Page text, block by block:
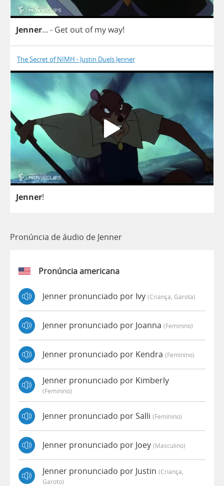
Jenner... - Get out of myway!
The Secret of NIMH - Justin Duels Jenner
Jenner!
Pronúncia de áudio de Jenner
Pronúncia americana
Jenner pronunciado por Ivy (criança, Garota)
Jenner pronunciado por Joanna (feminino)
Jenner pronunciado por Kendra (feminino)
Jenner pronunciado por Kimberly
(feminino)
Jenner pronunciado por Salli (feminino)
Jenner pronunciado por Joey (masculino)
Jenner pronunciado por Justin (criança,
Garoto)